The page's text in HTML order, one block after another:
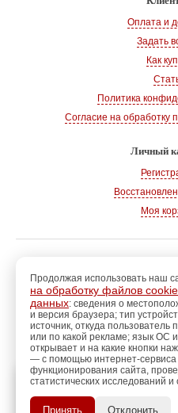
Оплата и
Задать
Как
Политика
Согласие на обработку
Личный
Моя
г.
Адрес: 347360,
Тел.: +7 928
E-mail:
Звонки
с 09-00
Продолжая использовать наш
на обработку файлов
данных: сведения о
и версия браузера; тип
источник, откуда пользователь
или по какой рекламе; язык ОС
открывает и на какие кнопки
— с помощью интернет-сервиса
функционирования сайта,
статистических исследований и
Принять Отклонить
Пройдитерегистрацию
использования